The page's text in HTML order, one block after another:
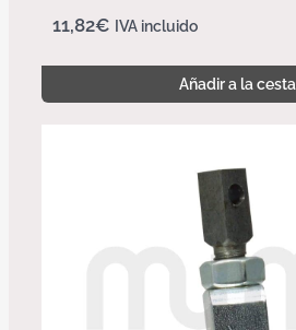
11,82€ IVA incluido
Añadir a la cesta